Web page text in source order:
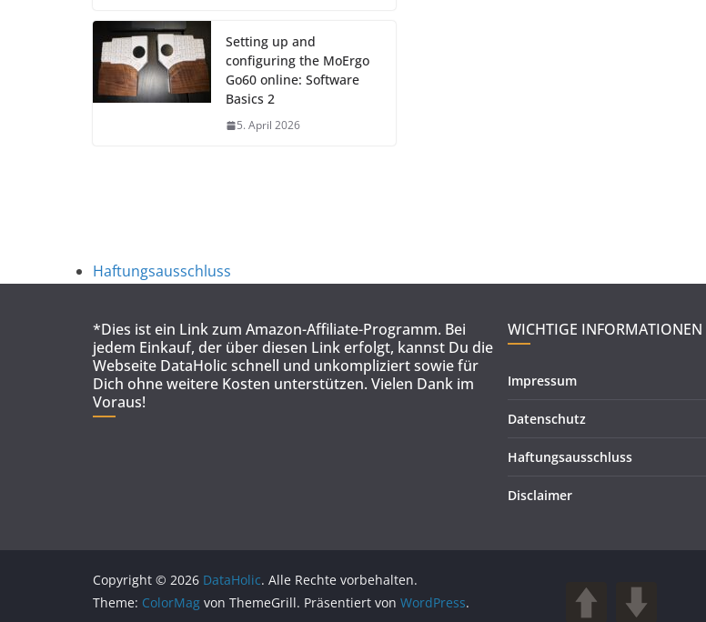
Setting up and
configuring the MoErgo
Go60 online: Software
Basics 2
5. April 2026
Haftungsausschluss
*Dies ist ein Link zum Amazon-Affiliate-Programm. Bei
jedem Einkauf, der über diesen Link erfolgt, kannst Du die
Webseite DataHolic schnell und unkompliziert sowie für
Dich ohne weitere Kosten unterstützen. Vielen Dank im
Voraus!
WICHTIGE INFORMATIONEN
Impressum
Datenschutz
Haftungsausschluss
Disclaimer
Copyright © 2026 DataHolic. Alle Rechte vorbehalten.
Theme: ColorMag von ThemeGrill. Präsentiert von WordPress.